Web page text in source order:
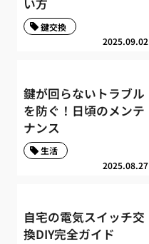
い方
2025.09.02
鍵交換
鍵が回らないトラブル
を防ぐ！日頃のメンテ
ナンス
2025.08.27
生活
自宅の電気スイッチ交
換DIY完全ガイド